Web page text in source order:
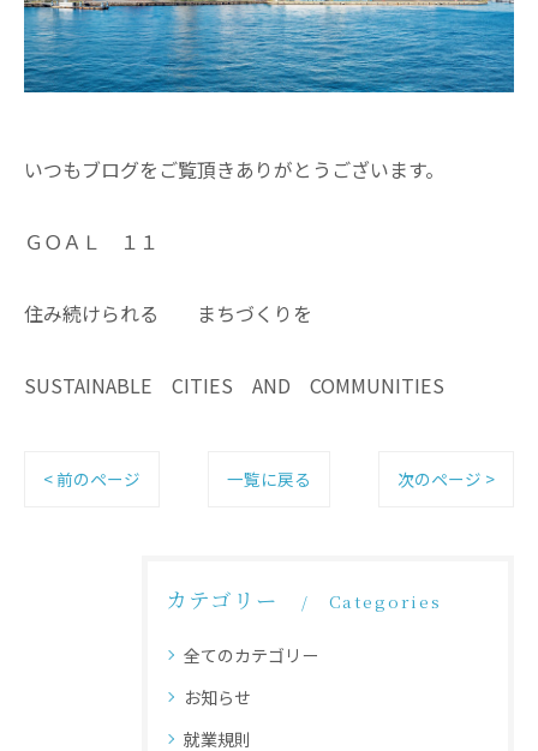
いつもブログをご覧頂きありがとうございます。
ＧＯＡＬ １１
住み続けられる まちづくりを
SUSTAINABLE CITIES AND COMMUNITIES
< 前のページ 一覧に戻る 次のページ >
カテゴリー Categories
全てのカテゴリー
お知らせ
就業規則